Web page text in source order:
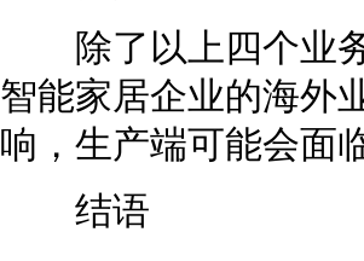
除了以上四个业务
智能家居企业的海外
响，生产端可能会面
结语